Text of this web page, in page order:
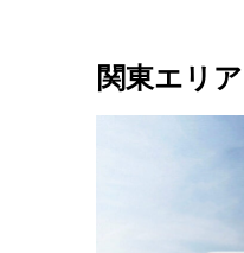
関東エリア